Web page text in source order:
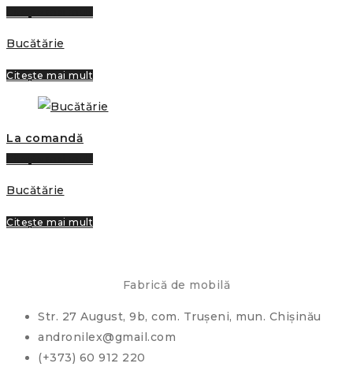
Bucătărie
Citește mai mult
La comandă
Bucătărie
Citește mai mult
Fabrică de mobilă
Str. 27 August, 9b, com. Trușeni, mun. Chișinău
andronilex@gmail.com
(+373) 60 912 220